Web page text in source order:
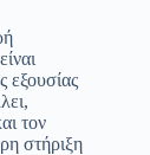
εξουσίας
τον
στήριξη